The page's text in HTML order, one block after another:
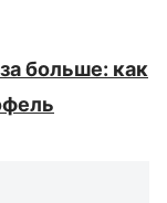
больше: как